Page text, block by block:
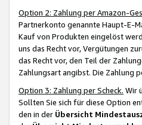
Option 2: Zahlung per Amazon-
Partnerkonto genannte Haupt-E-
Kauf von Produkten eingelöst
uns das Recht vor, Vergütungen
das Recht vor, den Teil der
Zahlungsart angibst. Die Zahlung
Option 3: Zahlung per Scheck. Wir
Sollten Sie sich für diese Option
den in der Übersicht